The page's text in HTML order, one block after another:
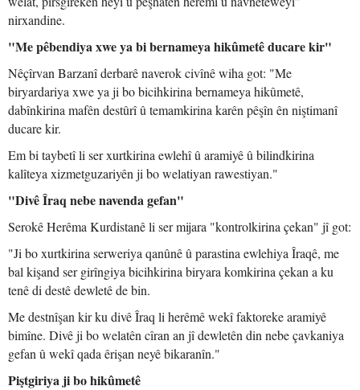
nirxandine.
"Me pêbendiya xwe ya bi bernameya hikûmetê ducare kir"
Nêçîrvan Barzanî derbarê naverok civînê wiha got: "Me
biryardariya xwe ya ji bo bicihkirina bernameya hikûmetê,
dabînkirina mafên destûrî û temamkirina karên pêşîn ên niştimanî
ducare kir.
Em bi taybetî li ser xurtkirina ewlehî û aramiyê û bilindkirina
kalîteya xizmetguzariyên ji bo welatiyan rawestiyan."
"Divê Îraq nebe navenda gefan"
Serokê Herêma Kurdistanê li ser mijara "kontrolkirina çekan" jî got:
"Ji bo xurtkirina serweriya qanûnê û parastina ewlehiya Îraqê, me
bal kişand ser girîngiya bicihkirina biryara komkirina çekan a ku
tenê di destê dewletê de bin.
Me destnîşan kir ku divê Îraq li herêmê wekî faktoreke aramiyê
bimîne. Divê ji bo welatên cîran an jî dewletên din nebe çavkaniya
gefan û wekî qada êrişan neyê bikaranîn."
Piştgiriya ji bo hikûmetê